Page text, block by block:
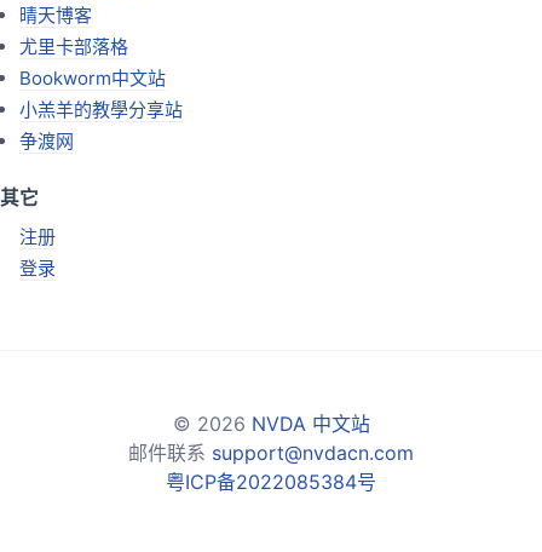
晴天博客
尤里卡部落格
Bookworm中文站
小羔羊的教學分享站
争渡网
其它
注册
登录
© 2026 NVDA 中文站
邮件联系 support@nvdacn.com
粤ICP备2022085384号